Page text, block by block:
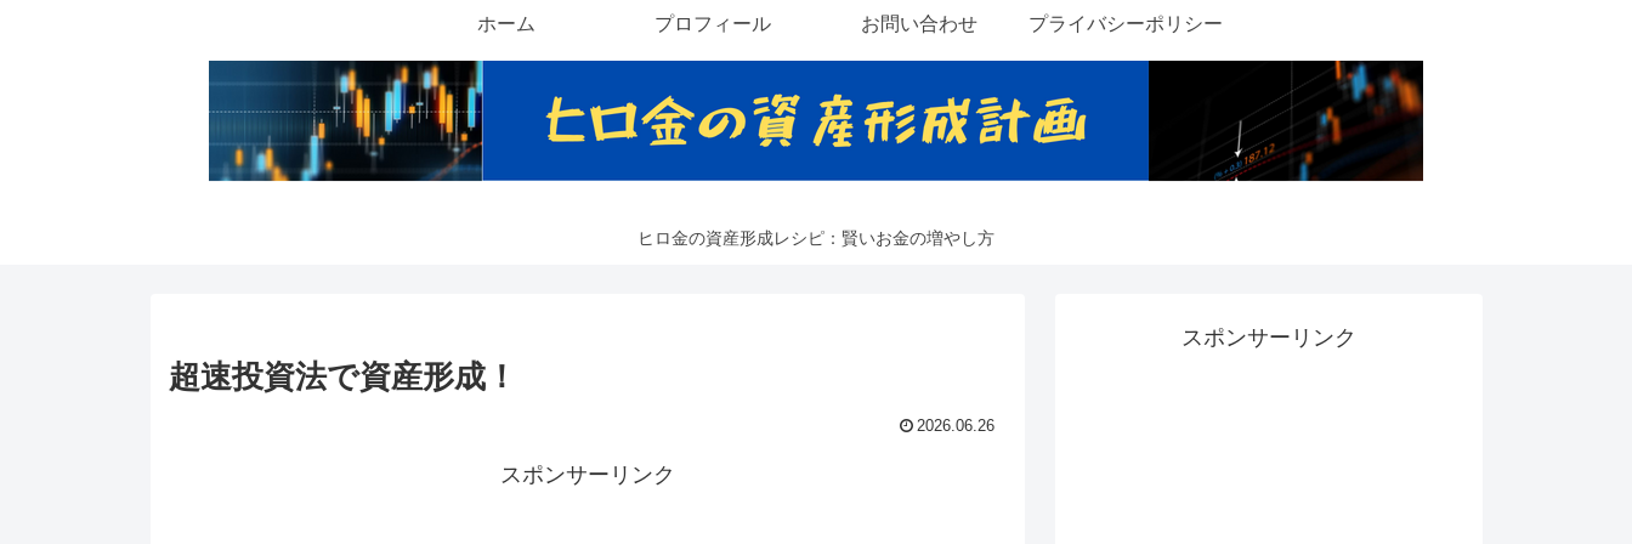
ヒロ金の資産形成レシピ：賢いお金の増やし方
ホーム プロフィール お問い合わせ プライバシーポリシー
超速投資法で資産形成！
2026.06.26
スポンサーリンク
スポンサーリンク